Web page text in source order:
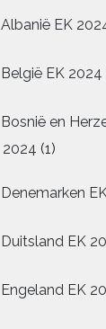
Albanië EK
België EK 2024
Bosnië en
2024 11
Denemarken
Duitsland EK
Engeland EK